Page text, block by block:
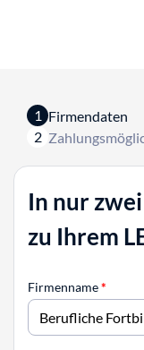
1 Firmendaten
2
In nur
zu Ihrem
Firmenname*